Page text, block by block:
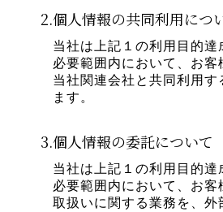
2.個人情報の共同利用につ
当社は上記１の利用目的達
必要範囲内において、お客
当社関連会社と共同利用す
ます。
3.個人情報の委託について
当社は上記１の利用目的達
必要範囲内において、お客
取扱いに関する業務を、外